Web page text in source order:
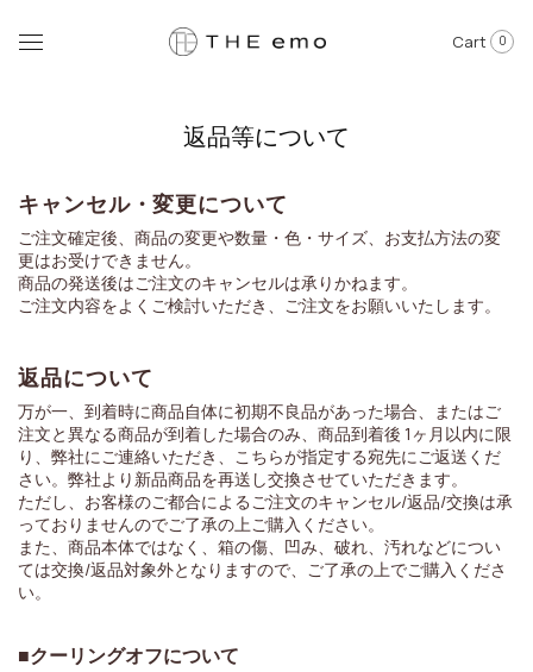
Cart 0
返品等について
キャンセル・変更について
ご注文確定後、商品の変更や数量・色・サイズ、お支払方法の変
更はお受けできません。
商品の発送後はご注文のキャンセルは承りかねます。
ご注文内容をよくご検討いただき、ご注文をお願いいたします。
返品について
万が一、到着時に商品自体に初期不良品があった場合、またはご
注文と異なる商品が到着した場合のみ、商品到着後 1ヶ月以内に限
り、弊社にご連絡いただき、こちらが指定する宛先にご返送くだ
さい。弊社より新品商品を再送し交換させていただきます。
ただし、お客様のご都合によるご注文のキャンセル/返品/交換は承
っておりませんのでご了承の上ご購入ください。
また、商品本体ではなく、箱の傷、凹み、破れ、汚れなどについ
ては交換/返品対象外となりますので、ご了承の上でご購入くださ
い。
■クーリングオフについて